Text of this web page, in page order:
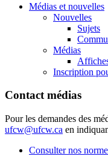
Médias et nouvelles
Nouvelles
Sujets
Médias
Inscription
Contact médias
Pour les demandes des
ufcw@ufcw.ca en
Consulter nos